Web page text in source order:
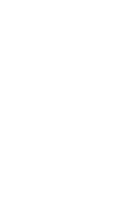
de